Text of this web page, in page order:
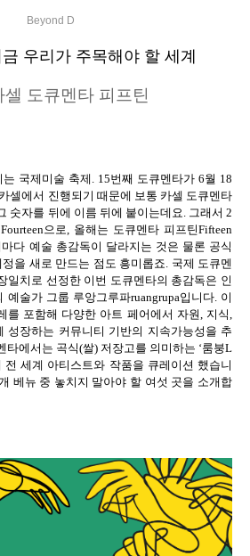
Beyond D
우리가 주목해야 할 세계
셀 도큐멘타 피프틴
는 국제미술 축제 . 15번째 도큐멘타가 6월 18
셀에서 진행되기 때문에 보통 카셀 도큐멘타
숫자를 뒤에 이름 뒤에 붙이는데요
그래서 2
Fourteen 으로 올해는 도큐멘타 피프틴Fifteen
마다 예술 총감독이 달라지는 것은 물론 공식
을 새로 만드는 점도 흥미롭죠 국제 도큐멘
일치로 선정한 이번 도큐멘타의 총감독은 인
예술가 그룹 루앙그루파ruangrupa입니다. 이
를 포함해 다양한 아트 페어에서 자원
지식
성장하는 커뮤니티 기반의 지속가능성을 추
타에서는 곡식(쌀) 저장고를 의미하는 ‘룸붕L
전 세계 아티스트와 작품을 큐레이션 했습니
개 베뉴 중 놓치지 말아야 할 여섯 곳을 소개합